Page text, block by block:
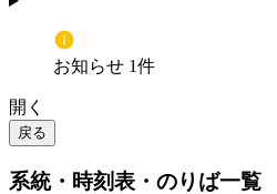
お知らせ 1件
開く
戻る
系統・時刻表・のりば一覧